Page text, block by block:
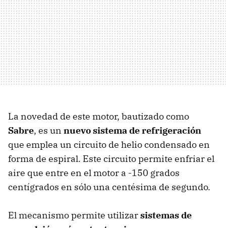
La novedad de este motor, bautizado como
Sabre, es un nuevo sistema de refrigeración
que emplea un circuito de helio condensado en
forma de espiral. Este circuito permite enfriar el
aire que entre en el motor a -150 grados
centígrados en sólo una centésima de segundo.
El mecanismo permite utilizarsistemas de